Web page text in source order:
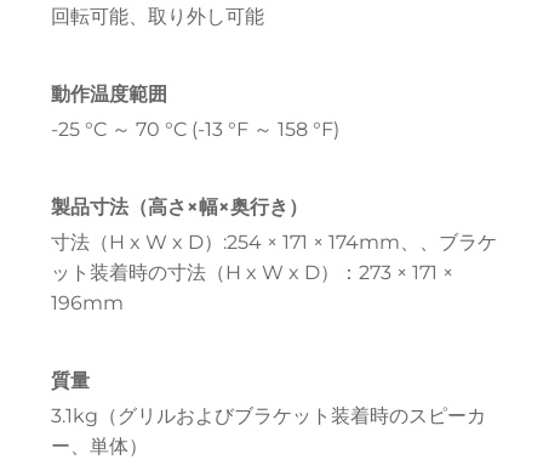
回転可能、取り外し可能
動作温度範囲
-25 °C ～ 70 °C (-13 °F ～ 158 °F)
製品寸法（高さ×幅×奥行き）
寸法（H x W x D）:254 × 171 × 174mm、、ブラケ
ット装着時の寸法（H x W x D）：273 × 171 ×
196mm
質量
3.1kg（グリルおよびブラケット装着時のスピーカ
ー、単体）